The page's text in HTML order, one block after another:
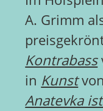
A. Grimm
Kontrabass
in Kunst
Anatevka